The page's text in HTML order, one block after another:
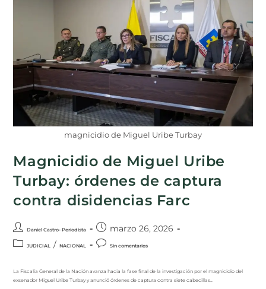
magnicidio de Miguel Uribe Turbay
Magnicidio de Miguel Uribe
Turbay: órdenes de captura
contra disidencias Farc
Daniel Castro- Periodista marzo 26, 2026
JUDICIAL / NACIONAL Sin comentarios
La Fiscalía General de la Nación avanza hacia la fase final de la investigación por el magnicidio del
exsenador Miguel Uribe Turbay y anunció órdenes de captura contra siete cabecillas…